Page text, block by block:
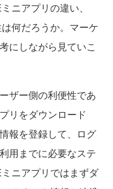
ニアプリの違い、
何だろうか。マーケ
にしながら見ていこ
ザー側の利便性であ
リをダウンロード
報を登録して、ログ
用までに必要なステ
ニアプリではまずダ